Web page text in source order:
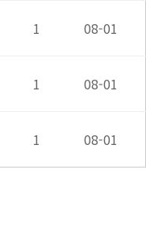
1 08-01
1 08-01
1 08-01